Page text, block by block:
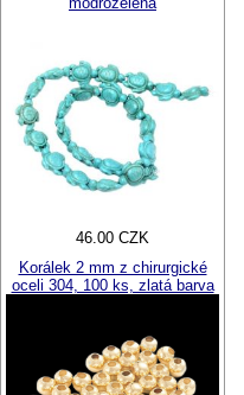
46.00 CZK
Korálek 2 mm z chirurgické
oceli 304, 100 ks, zlatá barva